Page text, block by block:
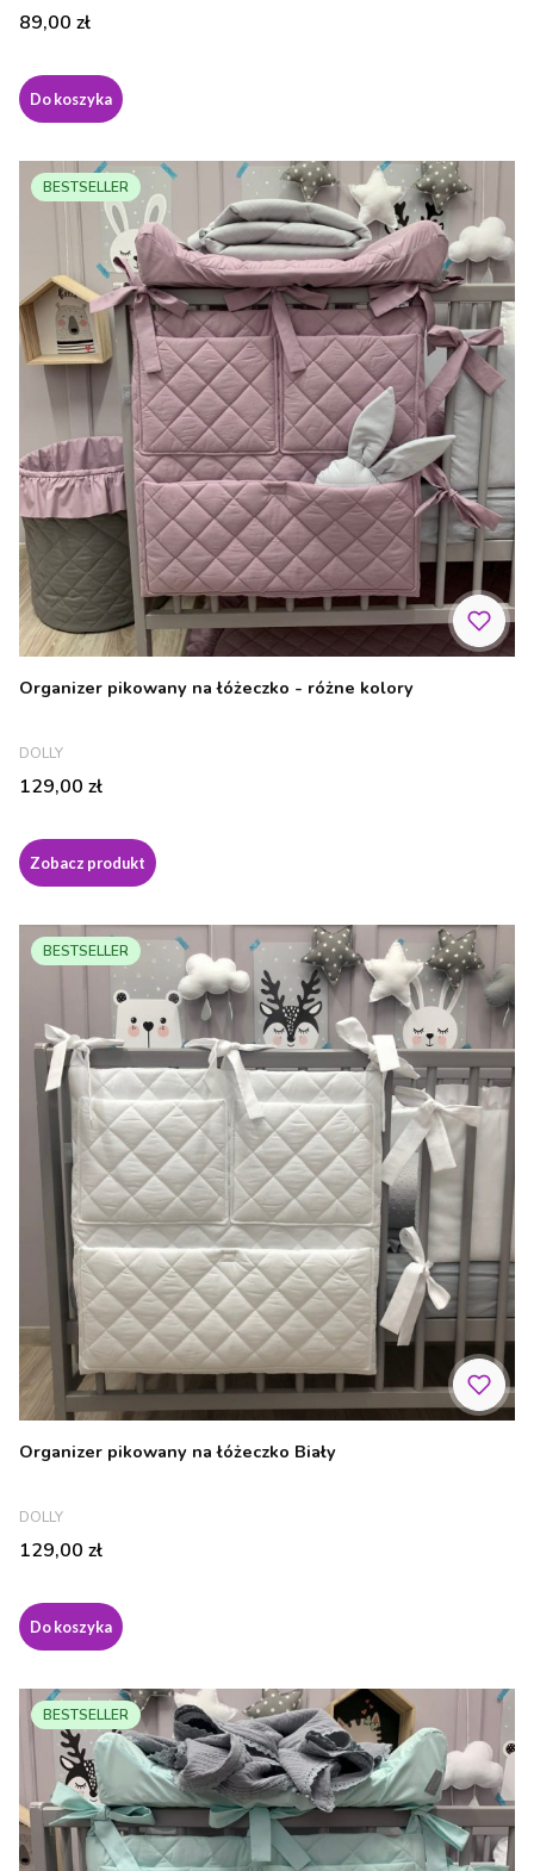
Cena
89,00 zł
Do koszyka
BESTSELLER
Organizer pikowany na łóżeczko - różne kolory
PRODUCENT
DOLLY
Cena
129,00 zł
Zobacz produkt
BESTSELLER
Organizer pikowany na łóżeczko Biały
PRODUCENT
DOLLY
Cena
129,00 zł
Do koszyka
BESTSELLER